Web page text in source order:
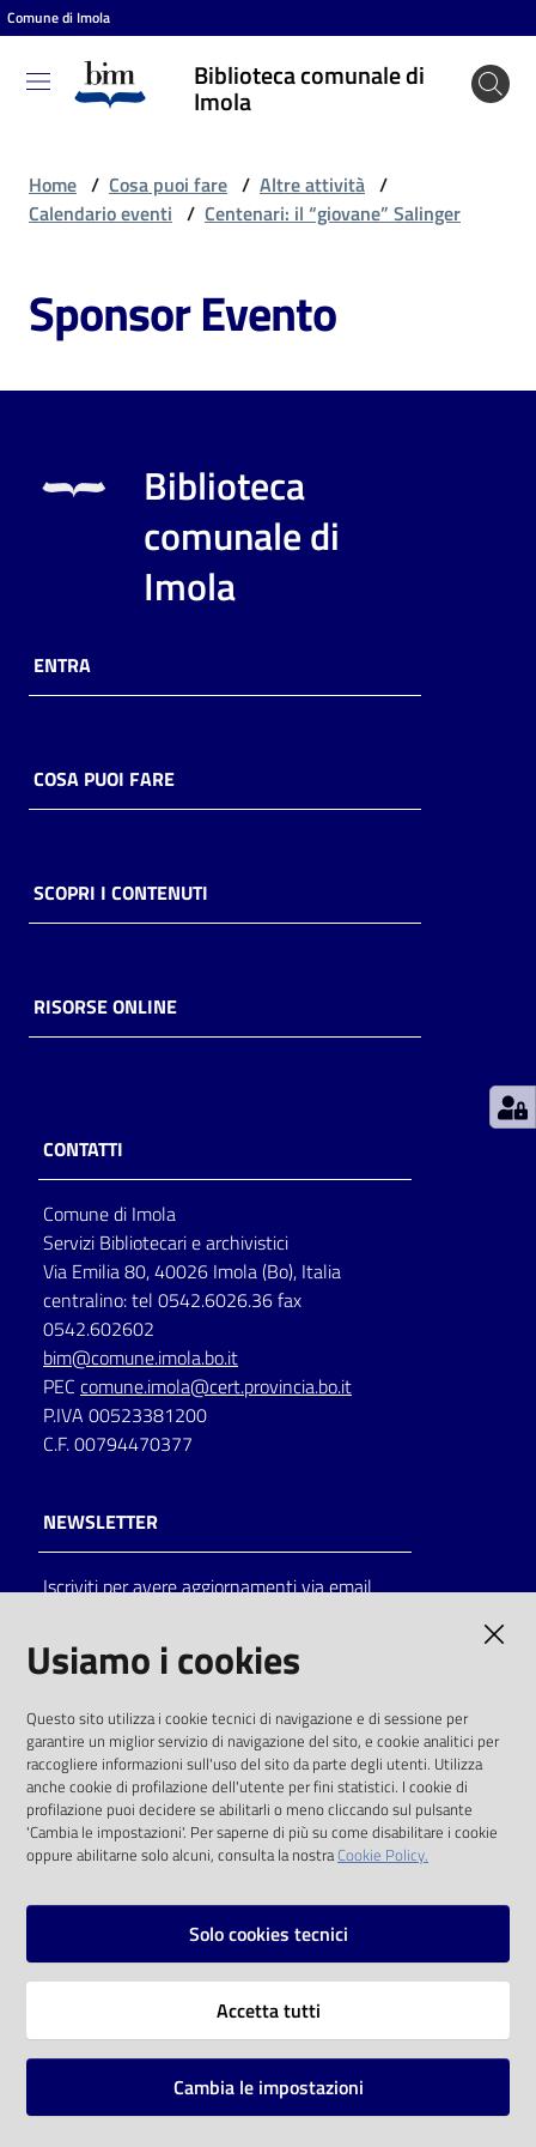
Vai al contenuto
Vai alla navigazione
Vai al footer
Comune di Imola
Biblioteca comunale di
Imola
Biblioteca
comunale
puoi
Risorse
online
Casa
Piani
storico
per
lettura
Seguici
su
Catalogo
on line
Eventi
Chiedi al
bibliotecario
Home / Cosa puoi fare / Altre attività /
Calendario eventi / Centenari: il “giovane” Salinger
Sponsor Evento
Biblioteca
comunale di
Imola
ENTRA
COSA PUOI FARE
SCOPRI I CONTENUTI
RISORSE ONLINE
CONTATTI
Comune di Imola
Servizi Bibliotecari e archivistici
Via Emilia 80, 40026 Imola (Bo), Italia
centralino: tel 0542.6026.36 fax
0542.602602
bim@comune.imola.bo.it
PEC comune.imola@cert.provincia.bo.it
P.IVA 00523381200
C.F. 00794470377
NEWSLETTER
Iscriviti per avere aggiornamenti via email
solo alle condizioni previste dalla direttiva
comunitaria 2003/98/CE e dal d.lgs. 36/2006
SOCIAL
Instagram
Vai alla pagina
Mappa del sito
Usiamo i cookies
Questo sito utilizza i cookie tecnici di navigazione e di sessione per
garantire un miglior servizio di navigazione del sito, e cookie analitici per
raccogliere informazioni sull'uso del sito da parte degli utenti. Utilizza
anche cookie di profilazione dell'utente per fini statistici. I cookie di
profilazione puoi decidere se abilitarli o meno cliccando sul pulsante
'Cambia le impostazioni'. Per saperne di più su come disabilitare i cookie
oppure abilitarne solo alcuni, consulta la nostraCookie Policy.
Solo cookies tecnici
Accetta tutti
Cambia le impostazioni